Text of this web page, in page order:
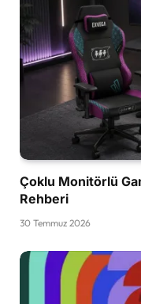
Çoklu Monitörlü
Rehberi
30 Temmuz 2026